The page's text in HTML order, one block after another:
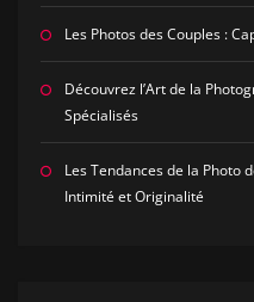
Les Photos des Couples :
Découvrez l’Art de la
Spécialisés
Les Tendances de la Photo
Intimité et Originalité